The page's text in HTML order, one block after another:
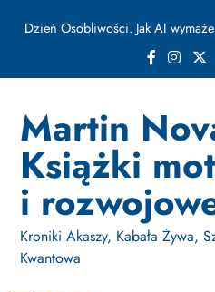
Jak Budować Myślokształty
Jak Projektować i Aktywować
Osiągania Celów w Codziennym
Dzień Osobliwości. Jak AI wymaże
ułamku sekundy
Jak Budować Myślokształty
Jak Projektować i Aktywować
Osiągania Celów w Codziennym
Martin
Książki
i
Kroniki Akaszy, Kabała Żywa,
Kwantowa